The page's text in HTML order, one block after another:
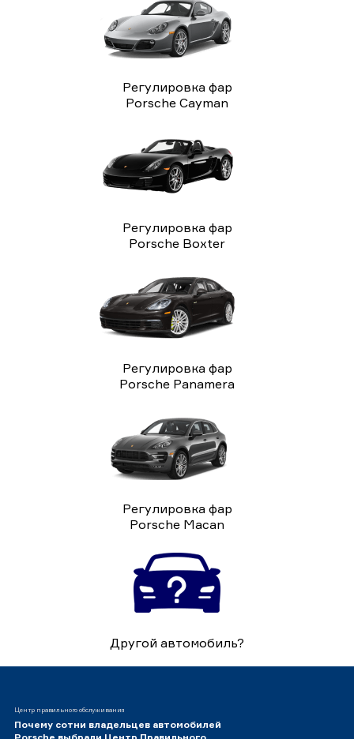
Регулировка фар
Porsche Cayman
Регулировка фар
Porsche Boxter
Регулировка фар
Porsche Panamera
Регулировка фар
Porsche Macan
Другой автомобиль?
Центр правильного обслуживания
Почему сотни владельцев автомобилей